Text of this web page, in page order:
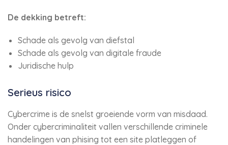
De dekking betreft:
Schade als gevolg van diefstal
Schade als gevolg van digitale fraude
Juridische hulp
Serieus risico
Cybercrime is de snelst groeiende vorm van misdaad.
Onder cybercriminaliteit vallen verschillende criminele
handelingen van phising tot een site platleggen of